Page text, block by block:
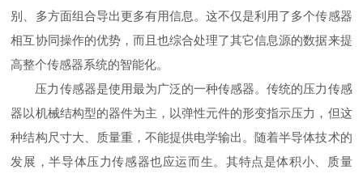
别、多方面组合导出更多有用信息。这不仅是利用了多个传感器
相互协同操作的优势，而且也综合处理了其它信息源的数据来提
高整个传感器系统的智能化。
压力传感器是使用最为广泛的一种传感器。传统的压力传感
器以机械结构型的器件为主，以弹性元件的形变指示压力，但这
种结构尺寸大、质量重，不能提供电学输出。随着半导体技术的
发展，半导体压力传感器也应运而生。其特点是体积小、质量